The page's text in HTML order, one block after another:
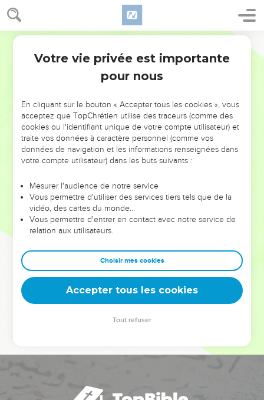
NE MANQUEZ PAS L’ÉVÉNEMENT
DE L’ANNÉE !
ET SI LEURS ERREURS POUVAIENT VOUS ÉVITER LES
VOTRES ?
leur foi ou leur vision. Mais on voit moins les doutes, les erreurs
et les saisons difficiles qu'ils ont traversés, alors même que ce
sont elles qui les ont façonnés.
Dans cette conférence, leaders, entrepreneurs, et responsables
clés pour avancer avec plus de sagesse afin que leurs erreurs
deviennent vos tremplins. Que vous guidiez un ministère, une
équipe, un groupe ou une famille, leur expérience est faite
Votre vie privée est importante
pour nous
En cliquant sur le bouton « Accepter tous les cookies », vous
acceptez que TopChrétien utilise des traceurs (comme des
cookies ou l'identifiant unique de votre compte utilisateur) et
traite vos données à caractère personnel (comme vos
données de navigation et les informations renseignées dans
votre compte utilisateur) dans les buts suivants :
Mesurer l'audience de notre service
Vous permettre d'utiliser des services tiers tels que de la
vidéo, des cartes du monde…
Vous permettre d'entrer en contact avec notre service de
relation aux utilisateurs.
Choisir mes cookies
Accepter tous les cookies
Tout refuser